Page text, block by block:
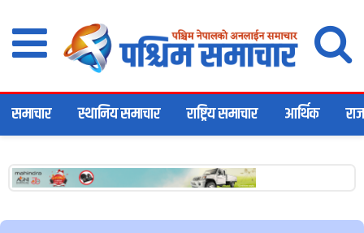
समाचार स्थानिय समाचार राष्ट्रिय समाचार आर्थिक